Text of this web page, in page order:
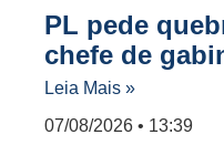
PL pede
chefe de
Leia Mais »
07/08/2026
13:39